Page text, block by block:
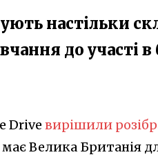
настільки
до участі
Drive вирішили
Велика Британія